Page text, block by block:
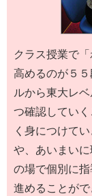
クラス授業で
高めるのが５
ルから東大レ
つ確認してい
く身につけて
や、あいまい
の場で個別に
進めることが